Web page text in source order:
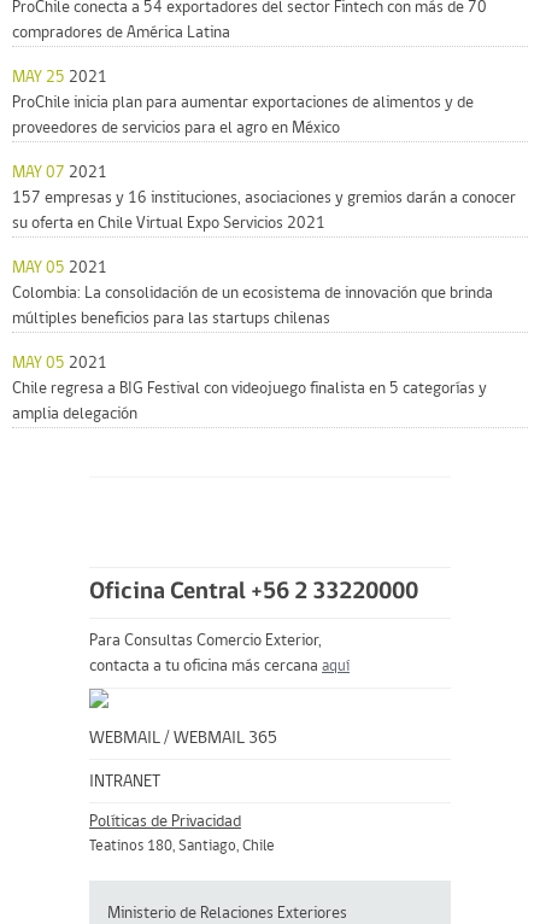
ProChile conecta a 54 exportadores del sector Fintech con más de 70
compradores de América Latina
MAY 25 2021
ProChile inicia plan para aumentar exportaciones de alimentos y de
proveedores de servicios para el agro en México
MAY 07 2021
157 empresas y 16 instituciones, asociaciones y gremios darán a conocer
su oferta en Chile Virtual Expo Servicios 2021
MAY 05 2021
Colombia: La consolidación de un ecosistema de innovación que brinda
múltiples beneficios para las startups chilenas
MAY 05 2021
Chile regresa a BIG Festival con videojuego finalista en 5 categorías y
amplia delegación
Oficina Central +56 2 33220000
Para Consultas Comercio Exterior,
contacta a tu oficina más cercana aquí
WEBMAIL / WEBMAIL 365
INTRANET
Políticas de Privacidad
Teatinos 180, Santiago, Chile
Ministerio de Relaciones Exteriores